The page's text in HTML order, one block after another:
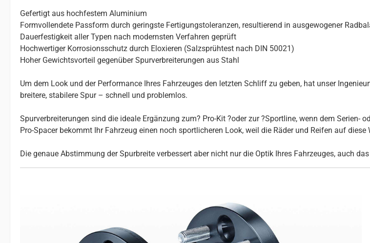
Gefertigt aus hochfestem Aluminium
Formvollendete Passform durch geringste Fertigungstoleranzen, resultierend in ausgewogener
Dauerfestigkeit aller Typen nach modernsten Verfahren geprüft
Hochwertiger Korrosionsschutz durch Eloxieren (Salzsprühtest nach DIN 50021)
Hoher Gewichtsvorteil gegenüber Spurverbreiterungen aus Stahl
Um dem Look und der Performance Ihres Fahrzeuges den letzten Schliff zu geben, hat unser
breitere, stabilere Spur – schnell und problemlos.
Spurverbreiterungen sind die ideale Ergänzung zum? Pro-Kit ?oder zur ?Sportline, wenn dem Serien-
Pro-Spacer bekommt Ihr Fahrzeug einen noch sportlicheren Look, weil die Räder und Reifen auf
Die genaue Abstimmung der Spurbreite verbessert aber nicht nur die Optik Ihres Fahrzeuges, auch